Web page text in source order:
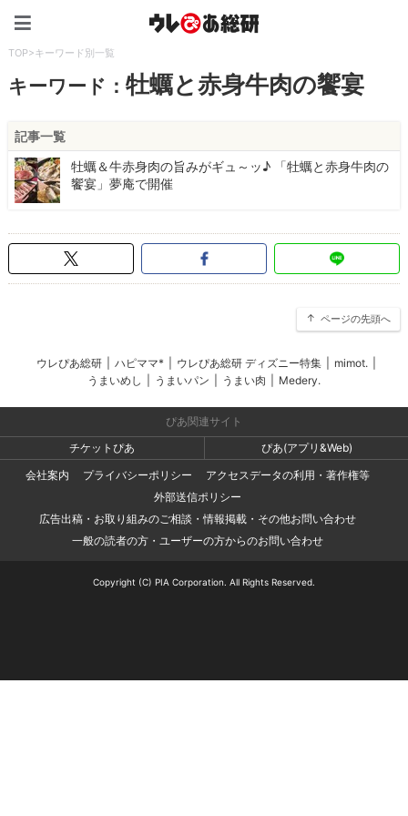
TOP>キーワード別一覧
キーワード：牡蠣と赤身牛肉の饗宴
記事一覧
牡蠣＆牛赤身肉の旨みがギュ～ッ♪ 「牡蠣と赤身牛肉の
饗宴」夢庵で開催
ページの先頭へ
ウレぴあ総研 ハピママ* ウレぴあ総研 ディズニー特集 mimot.
うまいめし
うまいパン うまい肉 Medery.
ぴあ関連サイト
チケットぴあ
ぴあ(アプリ&Web)
会社案内
プライバシーポリシー
アクセスデータの利用・著作権等
外部送信ポリシー
広告出稿・お取り組みのご相談・情報掲載・その他お問い合わせ
一般の読者の方・ユーザーの方からのお問い合わせ
Copyright (C) PIA Corporation. All Rights Reserved.